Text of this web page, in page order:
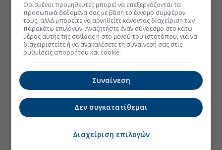
Ορισμένοι προμηθευτές μπορεί να επεξεργάζονται τα
προσωπικά δεδομένα σας με βάση το έννομο συμφέρον
τους, αλλά μπορείτε να αρνηθείτε κάνοντας διαχείριση των
παρακάτω επιλογών. Αναζητήστε έναν σύνδεσμο στο κάτω
μέρος αυτής της σελίδας ή στο μενού του ιστοτόπου, για να
διαχειριστείτε ή να ανακαλέσετε τη συναίνεσή σας στις
ρυθμίσεις απορρήτου και cookie.
Συναίνεση
Δεν συγκατατίθεμαι
Διαχείριση επιλογών